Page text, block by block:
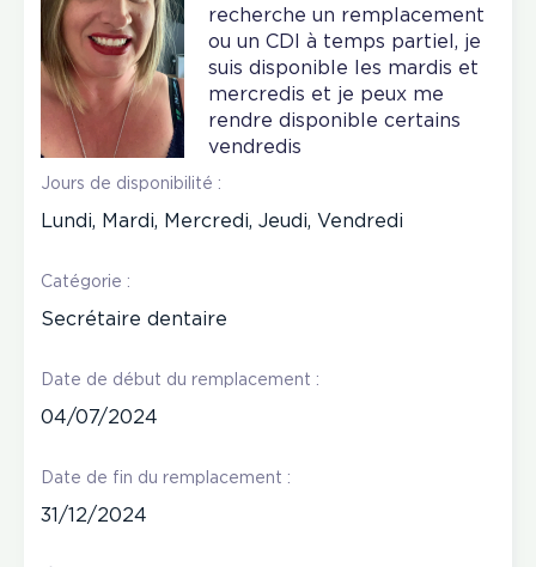
recherche un remplacement
ou un CDI à temps partiel, je
suis disponible les mardis et
mercredis et je peux me
rendre disponible certains
vendredis
Jours de disponibilité :
Lundi, Mardi, Mercredi, Jeudi, Vendredi
Catégorie :
Secrétaire dentaire
Date de début du remplacement :
04/07/2024
Date de fin du remplacement :
31/12/2024